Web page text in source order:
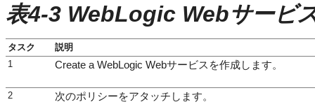
表4-3 WebLogic Webサービ
タスク
説明
1
Create a WebLogic Webサービスを作成します。
2
次のポリシーをアタッチします。